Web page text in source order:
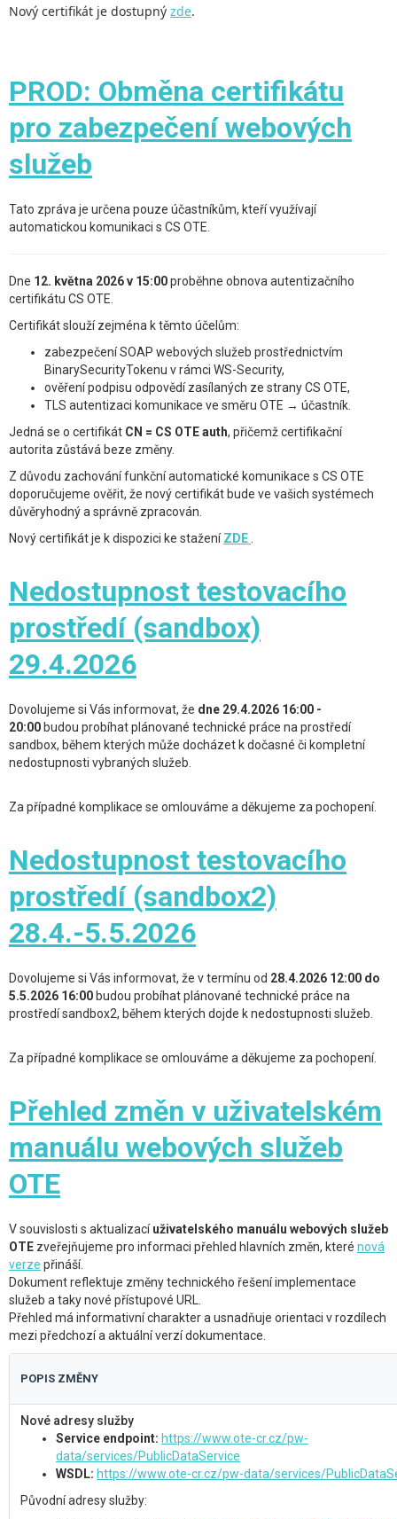
Nový certifikát je dostupný zde.
PROD: Obměna certifikátu
pro zabezpečení webových
služeb
Tato zpráva je určena pouze účastníkům, kteří využívají
automatickou komunikaci s CS OTE.
Dne 12. května 2026 v 15:00proběhne obnova autentizačního
certifikátu CS OTE.
Certifikát slouží zejména k těmto účelům:
zabezpečení SOAP webových služeb prostřednictvím
BinarySecurityTokenu v rámci WS-Security,
ověření podpisu odpovědí zasílaných ze strany CS OTE,
TLS autentizaci komunikace ve směru OTE → účastník.
Jedná se o certifikát CN = CS OTE auth, přičemž certifikační
autorita zůstává beze změny.
Z důvodu zachování funkční automatické komunikace s CS OTE
doporučujeme ověřit, že nový certifikát bude ve vašich systémech
důvěryhodný a správně zpracován.
Nový certifikát je k dispozici ke staženíZDE
Nedostupnost testovacího
prostředí (sandbox)
29.4.2026
Dovolujeme si Vás informovat, že dne 29.4.2026 16:00 -
20:00 budou probíhat plánované technické práce na prostředí
sandbox, během kterých může docházet k dočasné či kompletní
nedostupnosti vybraných služeb.
Za případné komplikace se omlouváme a děkujeme za pochopení.
Nedostupnost testovacího
prostředí (sandbox2)
28.4.-5.5.2026
Dovolujeme si Vás informovat, že v termínu od 28.4.2026 12:00 do
5.5.2026 16:00 budou probíhat plánované technické práce na
prostředí sandbox2, během kterých dojde k nedostupnosti služeb.
Za případné komplikace se omlouváme a děkujeme za pochopení.
Přehled změn v uživatelském
manuálu webových služeb
OTE
V souvislosti s aktualizacíuživatelského manuálu webových služeb
OTE zveřejňujeme pro informaci přehled hlavních změn, které nová
verze přináší.
Dokument reflektuje změny technického řešení implementace
služeb a taky nové přístupové URL.
Přehled má informativní charakter a usnadňuje orientaci v rozdílech
mezi předchozí a aktuální verzí dokumentace.
POPIS ZMĚNY
Nové adresy služby
Service endpoint: https://www.ote-cr.cz/pw-
data/services/PublicDataService
WSDL: https://www.ote-cr.cz/pw-data/services/
Původní adresy služby: